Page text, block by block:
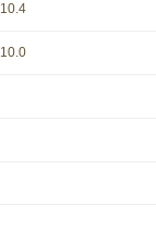
10.4
10.0